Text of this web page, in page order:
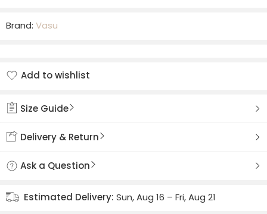
Brand: Vasu
Add to wishlist
Size Guide
Delivery & Return
Ask a Question
Estimated Delivery: Sun, Aug 16 – Fri, Aug 21